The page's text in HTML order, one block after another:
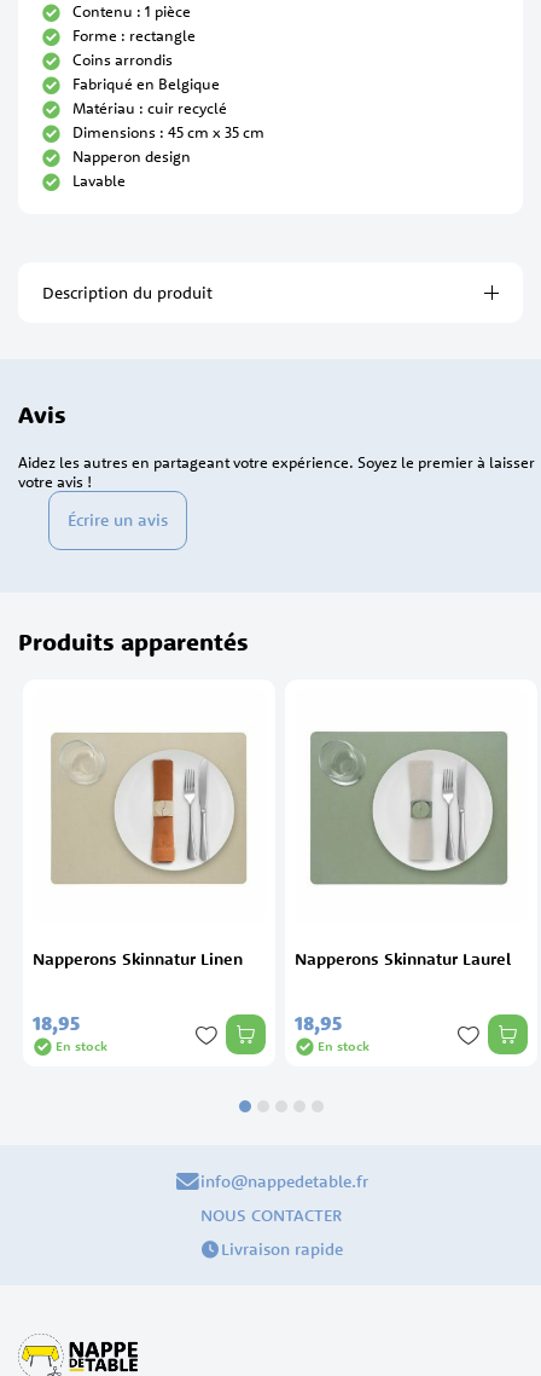
Contenu : 1 pièce
Forme : rectangle
Coins arrondis
Fabriqué en Belgique
Matériau : cuir recyclé
Dimensions : 45 cm x 35 cm
Napperon design
Lavable
Description du produit
Avis
Écrire un avis
Aidez les autres en partageant votre expérience. Soyez le premier à laisser
votre avis !
Produits apparentés
Napperons Skinnatur Linen
18,95
En stock
Napperons Skinnatur Laurel
18,95
En stock
info@nappedetable.fr
NOUS CONTACTER
Livraison rapide